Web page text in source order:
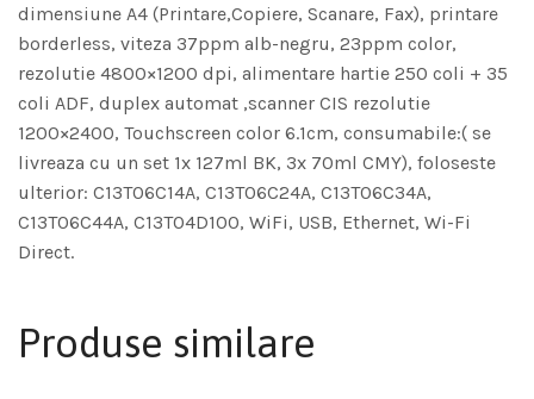
dimensiune A4 (Printare,Copiere, Scanare, Fax), printare
borderless, viteza 37ppm alb-negru, 23ppm color,
rezolutie 4800×1200 dpi, alimentare hartie 250 coli + 35
coli ADF, duplex automat ,scanner CIS rezolutie
1200×2400, Touchscreen color 6.1cm, consumabile:( se
livreaza cu un set 1x 127ml BK, 3x 70ml CMY), foloseste
ulterior: C13T06C14A, C13T06C24A, C13T06C34A,
C13T06C44A, C13T04D100, WiFi, USB, Ethernet, Wi-Fi
Direct.
Produse similare